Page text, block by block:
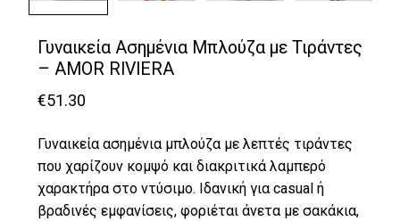
Γυναικεία Ασημένια Μπλούζα με Τιράντες
– AMOR RIVIERA
€51.30
Γυναικεία ασημένια μπλούζα με λεπτές τιράντες
που χαρίζουν κομψό και διακριτικά λαμπερό
χαρακτήρα στο ντύσιμο. Ιδανική για casual ή
βραδινές εμφανίσεις, φοριέται άνετα με σακάκια,